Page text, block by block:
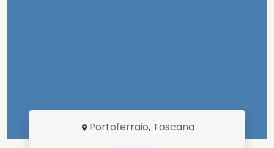
Portoferraio, Toscana